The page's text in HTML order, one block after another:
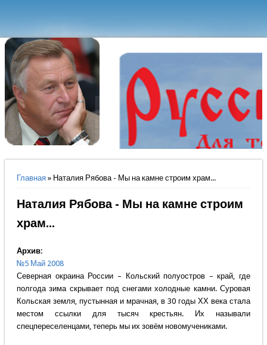
Вы здесь
Главная» Наталия Рябова - Мы на камне строим храм...
Наталия Рябова - Мы на камне строим
храм...
Архив:
№5 Май 2008
Северная окраина России – Кольский полуостров – край, где
полгода зима скрывает под снегами холодные камни. Суровая
Кольская земля, пустынная и мрачная, в 30 годы ХХ века стала
местом ссылки для тысяч крестьян. Их называли
спецпереселенцами, теперь мы их зовём новомучениками.